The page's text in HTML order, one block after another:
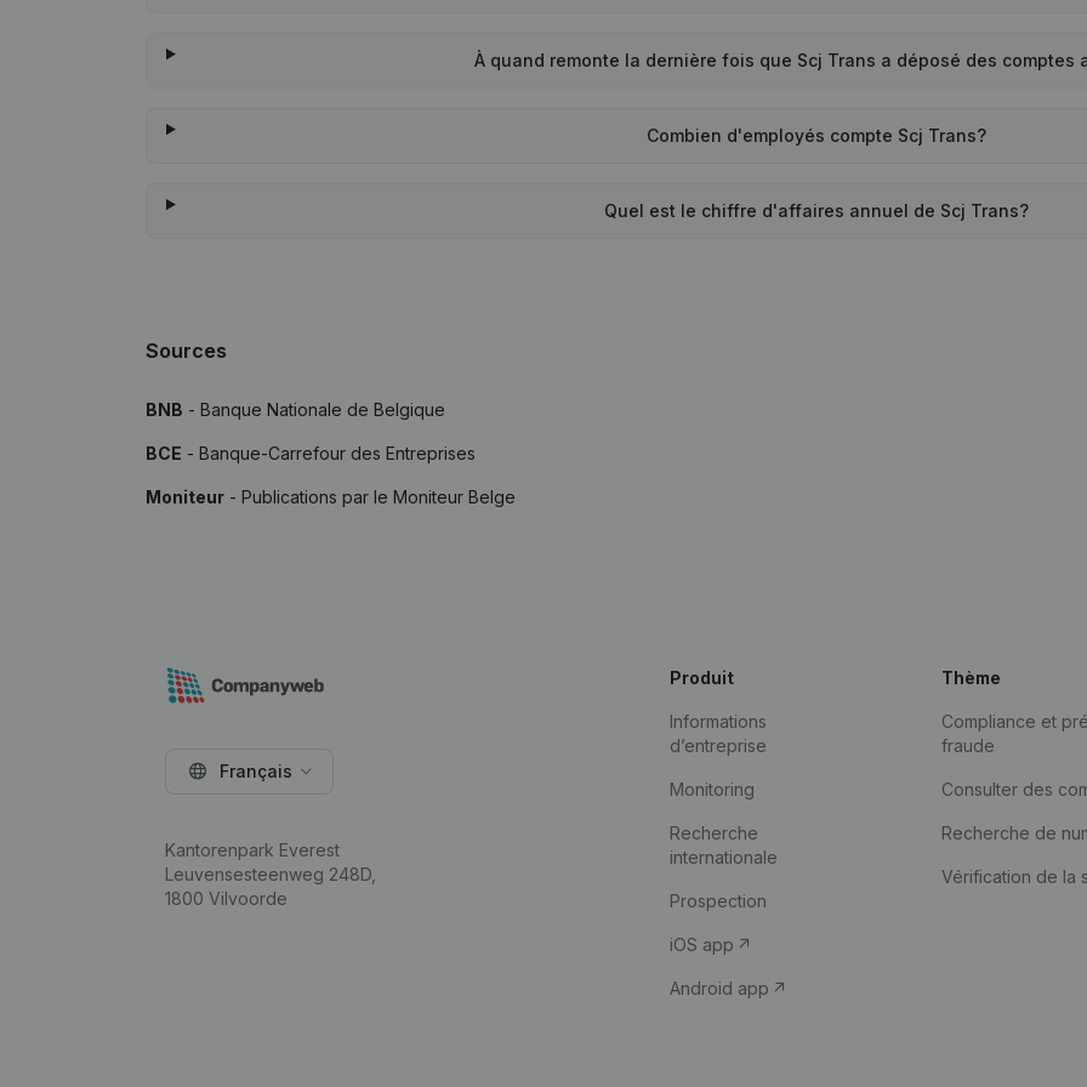
À quand remonte la dernière fois que Scj Trans a déposé des comptes
Combien d'employés compte Scj Trans?
Quel est le chiffre d'affaires annuel de Scj Trans?
Sources
BNB - Banque Nationale de Belgique
BCE - Banque-Carrefour des Entreprises
Moniteur - Publications par le Moniteur Belge
Français
Kantorenpark Everest
Leuvensesteenweg 248D,
1800 Vilvoorde
Produit
Informations
d’entreprise
Monitoring
Recherche
internationale
Prospection
iOS app
Android app
Thème
Compliance et
fraude
Consulter des
Recherche de
Vérification de la